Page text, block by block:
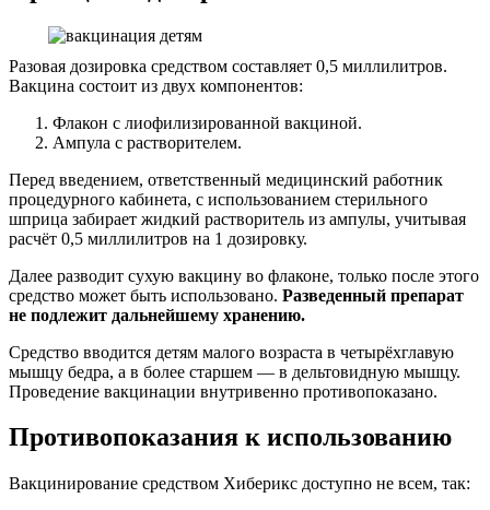
Разовая дозировка средством составляет 0,5 миллилитров.
Вакцина состоит из двух компонентов:
Флакон с лиофилизированной вакциной.
Ампула с растворителем.
Перед введением, ответственный медицинский работник
процедурного кабинета, с использованием стерильного
шприца забирает жидкий растворитель из ампулы, учитывая
расчёт 0,5 миллилитров на 1 дозировку.
Далее разводит сухую вакцину во флаконе, только после этого
средство может быть использовано. Разведенный препарат
не подлежит дальнейшему хранению.
Средство вводится детям малого возраста в четырёхглавую
мышцу бедра, а в более старшем — в дельтовидную мышцу.
Проведение вакцинации внутривенно противопоказано.
Противопоказания к использованию
Вакцинирование средством Хиберикс доступно не всем, так: